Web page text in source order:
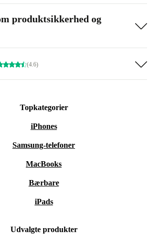
produktsikkerhed og
(4.6)
Topkategorier
iPhones
Samsung-telefoner
MacBooks
Bærbare
iPads
Udvalgte produkter